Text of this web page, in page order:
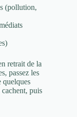
(pollution,
retrait de la
passez les
quelques
puis